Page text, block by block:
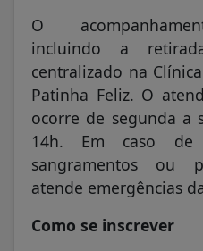
O
incluindo a
centralizado na
Patinha Feliz. O
ocorre de segunda a
14h. Em caso de
sangramentos ou
atende emergências
Como se inscrever